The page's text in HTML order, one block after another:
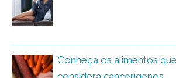
Conheça os alimentos